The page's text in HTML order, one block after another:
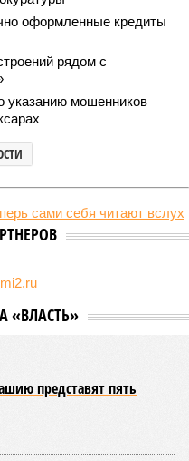
оформленные кредиты
рядом с
указанию мошенников
«ВЛАСТЬ»
представят пять